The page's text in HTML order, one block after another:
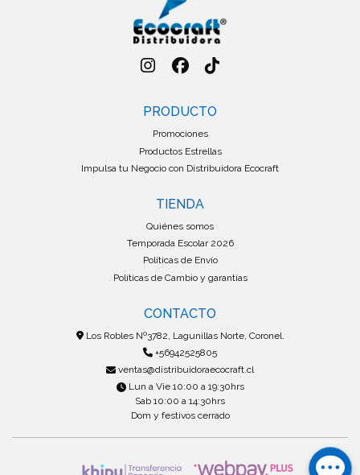
PRODUCTO
Promociones
Productos Estrellas
Impulsa tu Negocio con Distribuidora Ecocraft
TIENDA
Quiénes somos
Temporada Escolar 2026
Políticas de Envío
Políticas de Cambio y garantías
CONTACTO
Los Robles Nº3782, Lagunillas Norte, Coronel.
+56942525805
ventas@distribuidoraecocraft.cl
Lun a Vie 10:00 a 19:30hrs
Sab 10:00 a 14:30hrs
Dom y festivos cerrado